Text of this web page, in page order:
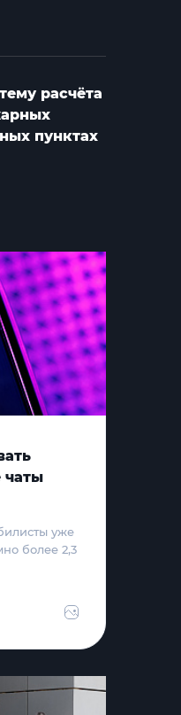
расчёта
пунктах
чаты
уже
более 2,3